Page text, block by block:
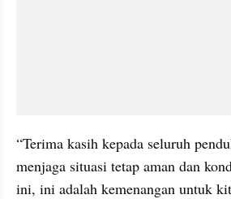
“Terima kasih kepada seluruh
menjaga situasi tetap aman dan
ini, ini adalah kemenangan untuk